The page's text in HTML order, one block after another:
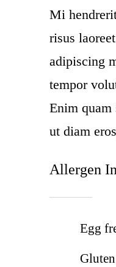
Mi
risus
adipiscing
tempor
Enim quam
ut diam
Allergen
Egg